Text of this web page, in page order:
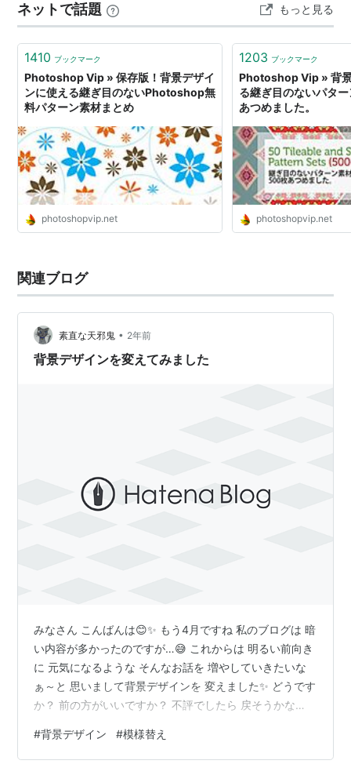
ネットで話題 もっと見る
1410 ブックマーク
Photoshop Vip » 保存版！背景デザイ
ンに使える継ぎ目のないPhotoshop無
料パターン素材まとめ
photoshopvip.net
1203 ブックマーク
Photoshop Vip » 背
る継ぎ目のないパタ
あつめました。
photoshopvip.net
関連ブログ
素直な天邪鬼 • 2年前
背景デザインを変えてみました
みなさん こんばんは😊✨ もう4月ですね 私のブログは 暗
い内容が多かったのですが…😅 これからは 明るい前向き
に 元気になるような そんなお話を 増やしていきたいな
ぁ～と 思いまして背景デザインを 変えました✨ どうです
か？ 前の方がいいですか？ 不評でしたら 戻そうかな👉
します😊 ランキング参加中毎日投稿がんばり隊 ランキン
グ参加中アラフィフ・アラカン
#背景デザイン #模様替え